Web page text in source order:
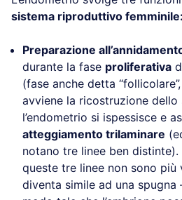
sistema riproduttivo femminile:
Preparazione
durante la fase proliferativa
(fase anche detta
avviene la ricostruzione
l’endometrio si ispessisce e
atteggiamento trilaminare
notano tre linee ben distinte).
queste tre linee non sono più
diventa simile ad una spugna